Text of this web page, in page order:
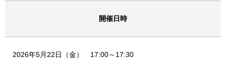
開催日時
2026年5月22日（金） 17:00～17:30